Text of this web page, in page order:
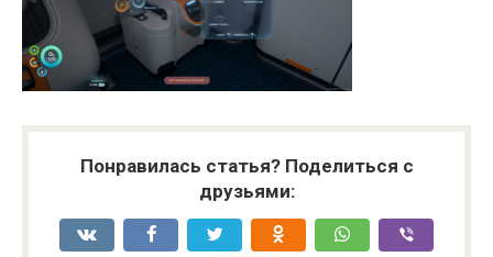
Понравилась статья? Поделиться с
друзьями: